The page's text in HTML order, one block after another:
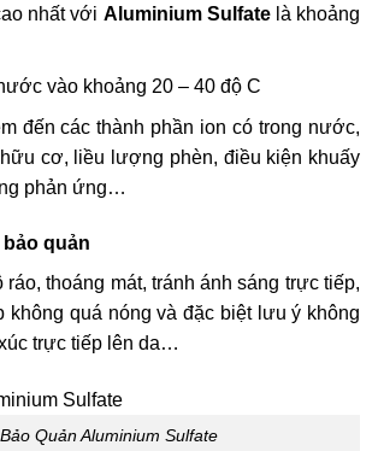
nhất với Aluminium Sulfatelà khoảng
vào khoảng 20 – 40 độ C
đến các thành phần ion có trong nước,
cơ, liều lượng phèn, điều kiện khuấy
phản ứng…
quản
thoáng mát, tránh ánh sáng trực tiếp,
không quá nóng và đặc biệt lưu ý không
trực tiếp lên da…
Bảo Quản Aluminium Sulfate